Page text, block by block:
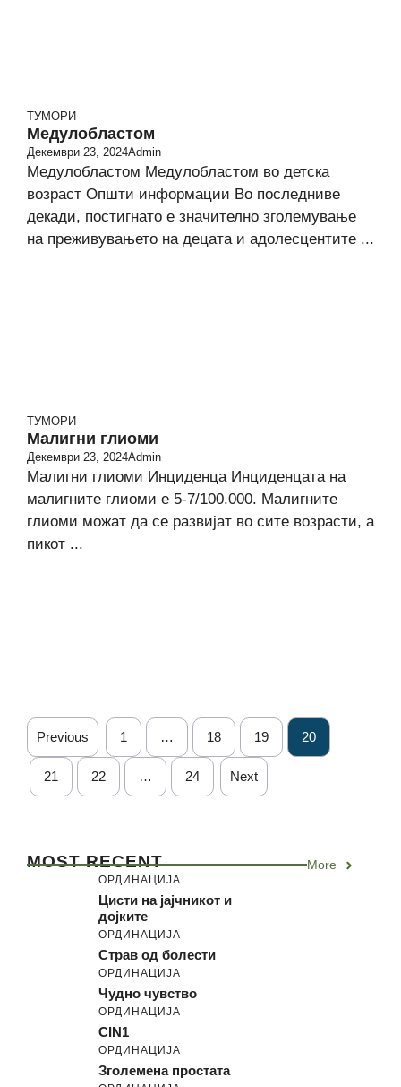
ТУМОРИ
Медулобластом
Декември 23, 2024Admin
Медулобластом Медулобластом во детска
возраст Општи информации Во последниве
декади, постигнато е значително зголемување
на преживувањето на децата и адолесцентите ...
ТУМОРИ
Малигни глиоми
Декември 23, 2024Admin
Малигни глиоми Инциденца Инциденцата на
малигните глиоми е 5-7/100.000. Малигните
глиоми можат да се развијат во сите возрасти, а
пикот ...
Previous 1 … 18 19 20
21 22 … 24 Next
MOST RECENT More
ОРДИНАЦИЈА
Цисти на јајчникот и
дојките
ОРДИНАЦИЈА
Страв од болести
ОРДИНАЦИЈА
Чудно чувство
ОРДИНАЦИЈА
CIN1
ОРДИНАЦИЈА
Зголемена простата